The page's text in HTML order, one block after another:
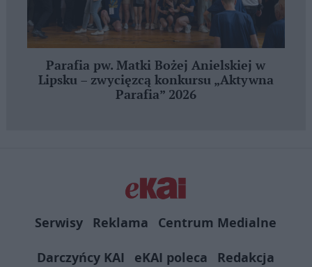
Parafia pw. Matki Bożej Anielskiej w
Lipsku – zwycięzcą konkursu „Aktywna
Parafia” 2026
Serwisy Reklama
Centrum Medialne
Darczyńcy KAI
eKAI poleca
Redakcja